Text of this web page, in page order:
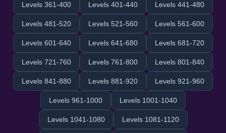
Levels 361-400 Levels 401-440 Levels 441-480
Levels 481-520 Levels 521-560 Levels 561-600
Levels 601-640 Levels 641-680 Levels 681-720
Levels 721-760 Levels 761-800 Levels 801-840
Levels 841-880 Levels 881-920 Levels 921-960
Levels 961-1000 Levels 1001-1040
Levels 1041-1080 Levels 1081-1120